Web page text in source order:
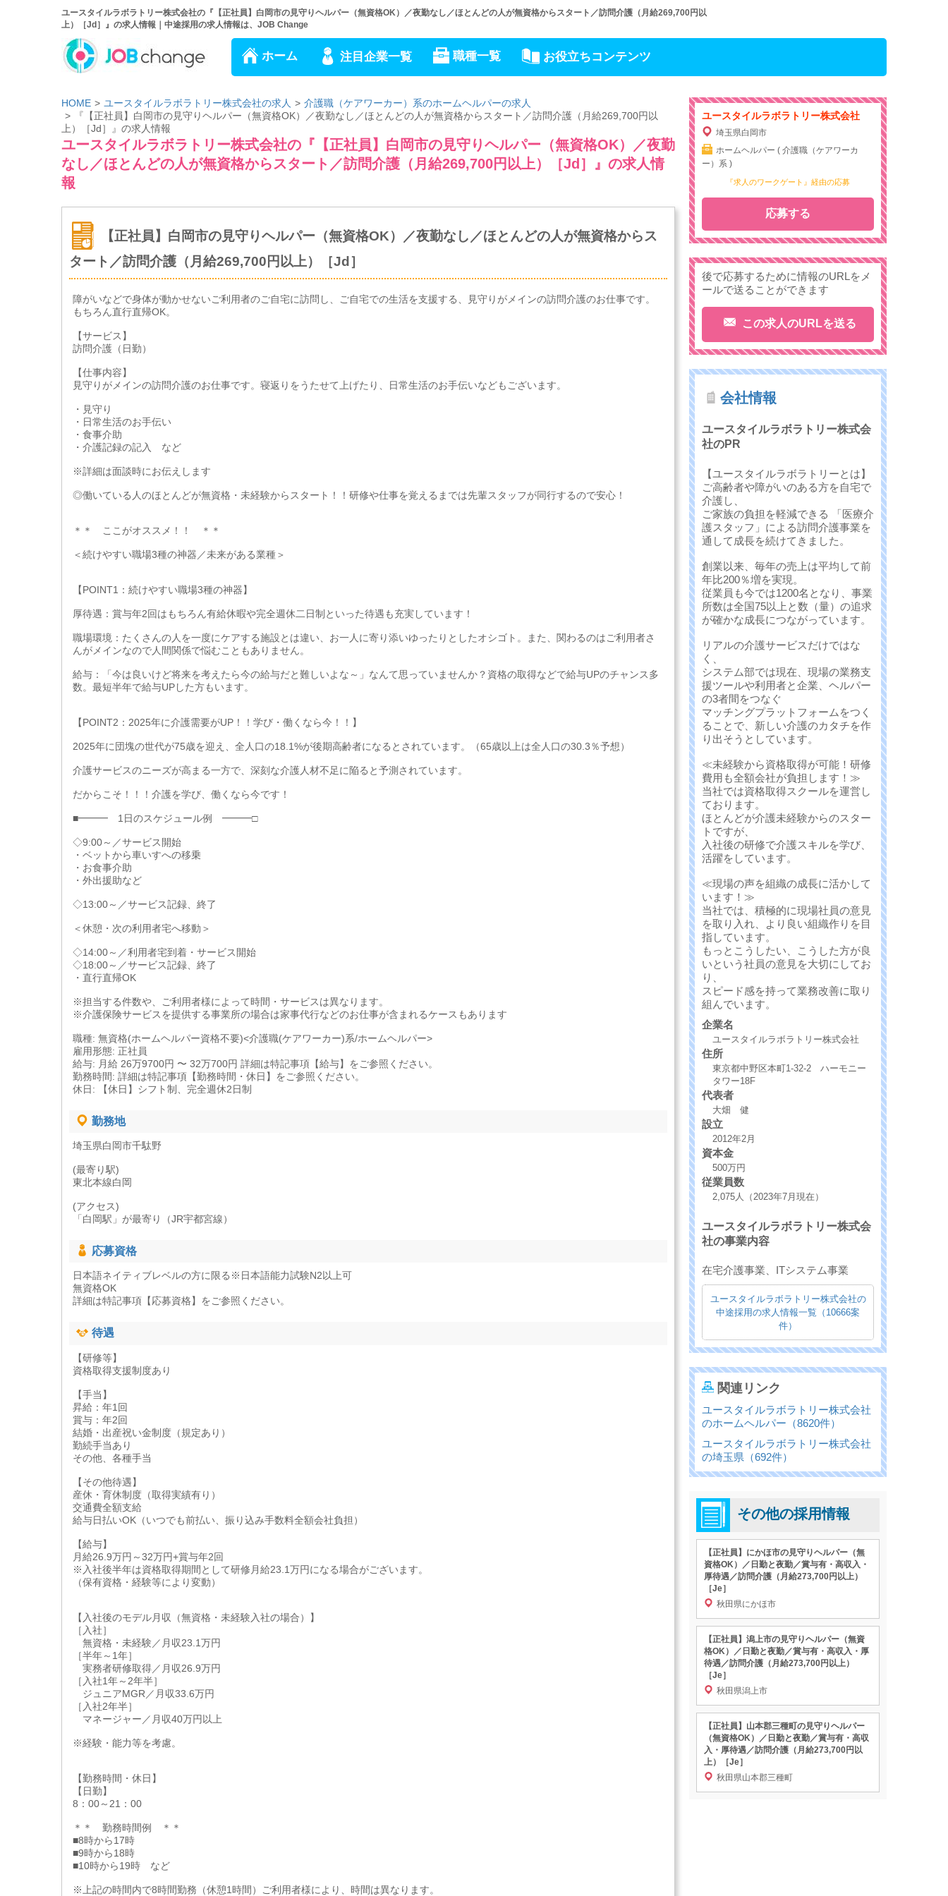
ユースタイルラボラトリー株式会社の『【正社員】白岡市の見守りヘルパー（無資格OK）／夜勤なし／ほとんどの人が無資格からスタート／訪問介護（月給269,700円以
上）［Jd］』の求人情報｜中途採用の求人情報は、JOB Change
ホーム 注目企業一覧 職種一覧 お役立ちコンテンツ
HOME ユースタイルラボラトリー株式会社の求人
介護職（ケアワーカー）系のホームヘルパーの求人
『【正社員】白岡市の見守りヘルパー（無資格OK）／夜勤なし／ほとんどの人が無資格からスタート／訪問介護（月給269,700円以
上）［Jd］』の求人情報
ユースタイルラボラトリー株式会社の『【正社員】白岡市の見守りヘルパー（無資格OK）／夜勤
なし／ほとんどの人が無資格からスタート／訪問介護（月給269,700円以上）［Jd］』の求人情
報
【正社員】白岡市の見守りヘルパー（無資格OK）／夜勤なし／ほとんどの人が無資格からス
タート／訪問介護（月給269,700円以上）［Jd］
障がいなどで身体が動かせないご利用者のご自宅に訪問し、ご自宅での生活を支援する、見守りがメインの訪問介護のお仕事です。
もちろん直行直帰OK。
【サービス】
訪問介護（日勤）
【仕事内容】
見守りがメインの訪問介護のお仕事です。寝返りをうたせて上げたり、日常生活のお手伝いなどもございます。
・見守り
・日常生活のお手伝い
・食事介助
・介護記録の記入 など
※詳細は面談時にお伝えします
◎働いている人のほとんどが無資格・未経験からスタート！！研修や仕事を覚えるまでは先輩スタッフが同行するので安心！
＊＊ ここがオススメ！！ ＊＊
＜続けやすい職場3種の神器／未来がある業種＞
【POINT1：続けやすい職場3種の神器】
厚待遇：賞与年2回はもちろん有給休暇や完全週休二日制といった待遇も充実しています！
職場環境：たくさんの人を一度にケアする施設とは違い、お一人に寄り添いゆったりとしたオシゴト。また、関わるのはご利用者さ
んがメインなので人間関係で悩むこともありません。
給与：「今は良いけど将来を考えたら今の給与だと難しいよな～」なんて思っていませんか？資格の取得などで給与UPのチャンス多
数。最短半年で給与UPした方もいます。
【POINT2：2025年に介護需要がUP！！学び・働くなら今！！】
2025年に団塊の世代が75歳を迎え、全人口の18.1%が後期高齢者になるとされています。（65歳以上は全人口の30.3％予想）
介護サービスのニーズが高まる一方で、深刻な介護人材不足に陥ると予測されています。
だからこそ！！！介護を学び、働くなら今です！
■━━━ 1日のスケジュール例 ━━━□
◇9:00～／サービス開始
・ベットから車いすへの移乗
・お食事介助
・外出援助など
◇13:00～／サービス記録、終了
＜休憩・次の利用者宅へ移動＞
◇14:00～／利用者宅到着・サービス開始
◇18:00～／サービス記録、終了
・直行直帰OK
※担当する件数や、ご利用者様によって時間・サービスは異なります。
※介護保険サービスを提供する事業所の場合は家事代行などのお仕事が含まれるケースもあります
職種: 無資格(ホームヘルパー資格不要)<介護職(ケアワーカー)系/ホームヘルパー>
雇用形態: 正社員
給与: 月給 26万9700円 〜 32万700円 詳細は特記事項【給与】をご参照ください。
勤務時間: 詳細は特記事項【勤務時間・休日】をご参照ください。
休日: 【休日】シフト制、完全週休2日制
勤務地
埼玉県白岡市千駄野
(最寄り駅)
東北本線白岡
(アクセス)
「白岡駅」が最寄り（JR宇都宮線）
応募資格
日本語ネイティブレベルの方に限る※日本語能力試験N2以上可
無資格OK
詳細は特記事項【応募資格】をご参照ください。
待遇
【研修等】
資格取得支援制度あり
【手当】
昇給：年1回
賞与：年2回
結婚・出産祝い金制度（規定あり）
勤続手当あり
その他、各種手当
【その他待遇】
産休・育休制度（取得実績有り）
交通費全額支給
給与日払いOK（いつでも前払い、振り込み手数料全額会社負担）
【給与】
月給26.9万円～32万円+賞与年2回
※入社後半年は資格取得期間として研修月給23.1万円になる場合がございます。
（保有資格・経験等により変動）
【入社後のモデル月収（無資格・未経験入社の場合）】
［入社］
無資格・未経験／月収23.1万円
［半年～1年］
実務者研修取得／月収26.9万円
［入社1年～2年半］
ジュニアMGR／月収33.6万円
［入社2年半］
マネージャー／月収40万円以上
※経験・能力等を考慮。
【勤務時間・休日】
【日勤】
8：00～21：00
＊＊ 勤務時間例 ＊＊
■8時から17時
■9時から18時
■10時から19時 など
※上記の時間内で8時間勤務（休憩1時間）ご利用者様により、時間は異なります。
ユースタイルラボラトリー株式会社
埼玉県白岡市
ホームヘルパー ( 介護職（ケアワーカ
ー）系 )
『求人のワークゲート』経由の応募
応募する
後で応募するために情報のURLをメ
ールで送ることができます
この求人のURLを送る
会社情報
ユースタイルラボラトリー株式会
社のPR
【ユースタイルラボラトリーとは】
ご高齢者や障がいのある方を自宅で
介護し、
ご家族の負担を軽減できる 「医療介
護スタッフ」による訪問介護事業を
通して成長を続けてきました。
創業以来、毎年の売上は平均して前
年比200％増を実現。
従業員も今では1200名となり、事業
所数は全国75以上と数（量）の追求
が確かな成長につながっています。
リアルの介護サービスだけではな
く、
システム部では現在、現場の業務支
援ツールや利用者と企業、ヘルパー
の3者間をつなぐ
マッチングプラットフォームをつく
ることで、新しい介護のカタチを作
り出そうとしています。
≪未経験から資格取得が可能！研修
費用も全額会社が負担します！≫
当社では資格取得スクールを運営し
ております。
ほとんどが介護未経験からのスター
トですが、
入社後の研修で介護スキルを学び、
活躍をしています。
≪現場の声を組織の成長に活かして
います！≫
当社では、積極的に現場社員の意見
を取り入れ、より良い組織作りを目
指しています。
もっとこうしたい、こうした方が良
いという社員の意見を大切にしてお
り、
スピード感を持って業務改善に取り
組んでいます。
企業名
ユースタイルラボラトリー株式会社
住所
東京都中野区本町1-32-2 ハーモニー
タワー18F
代表者
大畑 健
設立
2012年2月
資本金
500万円
従業員数
2,075人（2023年7月現在）
ユースタイルラボラトリー株式会
社の事業内容
在宅介護事業、ITシステム事業
ユースタイルラボラトリー株式会社の
中途採用の求人情報一覧（10666案
件）
関連リンク
ユースタイルラボラトリー株式会社
のホームヘルパー（8620件）
ユースタイルラボラトリー株式会社
の埼玉県（692件）
その他の採用情報
【正社員】にかほ市の見守りヘルパー（無
資格OK）／日勤と夜勤／賞与有・高収入・
厚待遇／訪問介護（月給273,700円以上）
［Je］
秋田県にかほ市
【正社員】潟上市の見守りヘルパー（無資
格OK）／日勤と夜勤／賞与有・高収入・厚
待遇／訪問介護（月給273,700円以上）
［Je］
秋田県潟上市
【正社員】山本郡三種町の見守りヘルパー
（無資格OK）／日勤と夜勤／賞与有・高収
入・厚待遇／訪問介護（月給273,700円以
上）［Je］
秋田県山本郡三種町